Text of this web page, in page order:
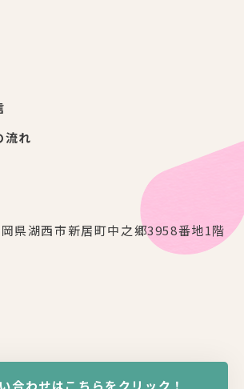
流れ
県湖西市新居町中之郷3958番地1階